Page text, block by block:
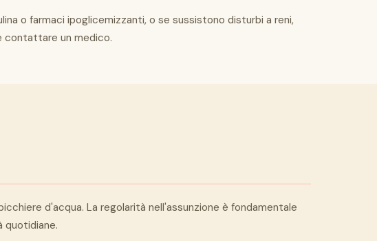
o farmaci ipoglicemizzanti, o se sussistono disturbi a reni,
contattare un medico.
d'acqua. La regolarità nell'assunzione è fondamentale
quotidiane.